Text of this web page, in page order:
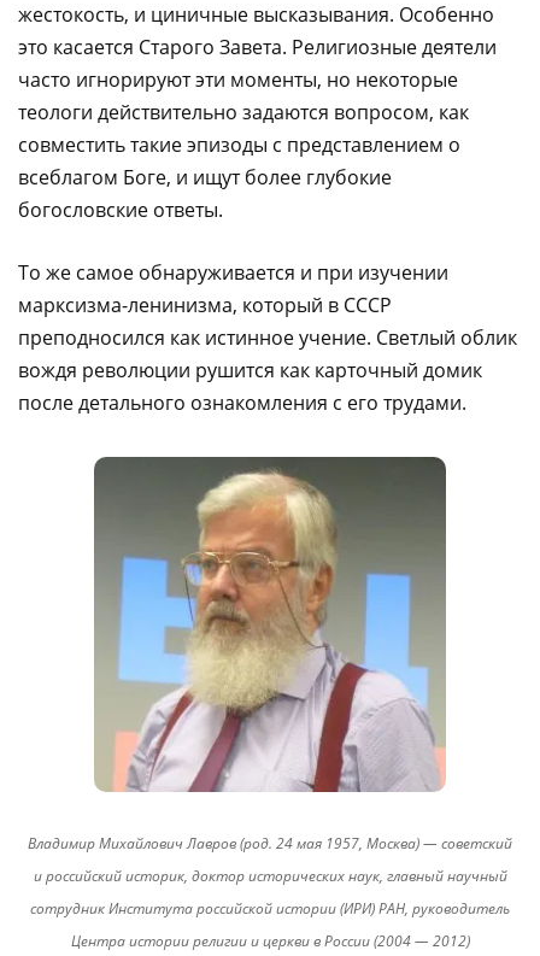
жестокость, и циничные высказывания. Особенно
это касается Старого Завета. Религиозные деятели
часто игнорируют эти моменты, но некоторые
теологи действительно задаются вопросом, как
совместить такие эпизоды с представлением о
всеблагом Боге, и ищут более глубокие
богословские ответы.
То же самое обнаруживается и при изучении
марксизма-ленинизма, который в СССР
преподносился как истинное учение. Светлый облик
вождя революции рушится как карточный домик
после детального ознакомления с его трудами.
Владимир Михайлович Лавров (род. 24 мая 1957, Москва) — советский
и российский историк, доктор исторических наук, главный научный
сотрудник Института российской истории (ИРИ) РАН, руководитель
Центра истории религии и церкви в России (2004 — 2012)